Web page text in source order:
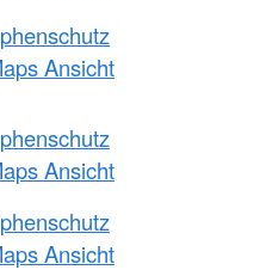
Ansicht
Ansicht
Ansicht